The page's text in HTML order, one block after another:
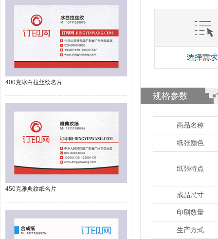
400克冰白拉丝纹名片
450克雅典纹纸名片
规格参数
商品名称
纸张颜色
纸张特点
成品尺寸
印刷数量
生产方式